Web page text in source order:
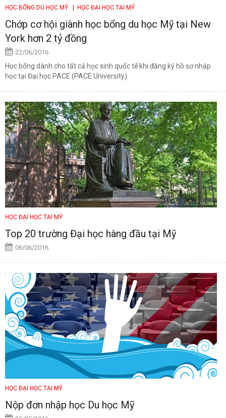
HỌC BỔNG DU HỌC MỸ | HỌC ĐẠI HỌC TẠI MỸ
Chớp cơ hội giành học bổng du học Mỹ tại New
York hơn 2 tỷ đồng
22/06/2016
Học bổng dành cho tất cả học sinh quốc tế khi đăng ký hồ sơ nhập
học tại Đại học PACE (PACE University)
HỌC ĐẠI HỌC TẠI MỸ
Top 20 trường Đại học hàng đầu tại Mỹ
06/06/2016
HỌC ĐẠI HỌC TẠI MỸ
Nộp đơn nhập học Du học Mỹ